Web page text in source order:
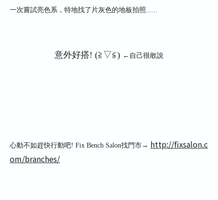
一次嘗試亮色系，特地找了片灰色的地板拍照......
意外好搭! (≧▽≦) ←自己很敢說
心動不如趕快行動吧! Fix Bench Salon找門市→ http://fixsalon.c
om/branches/